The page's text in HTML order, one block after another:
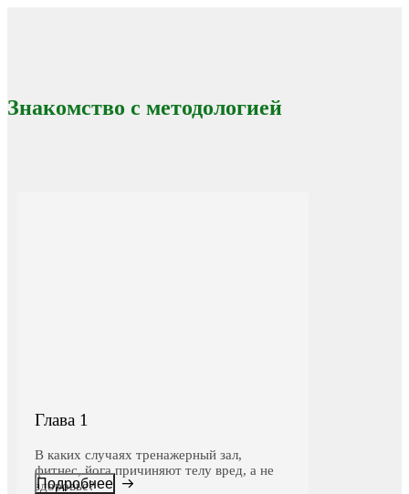
Знакомство с методологией
Глава 1
В каких случаях тренажерный зал,
фитнес, йога причиняют телу вред, а не
здоровье?
Подробнее